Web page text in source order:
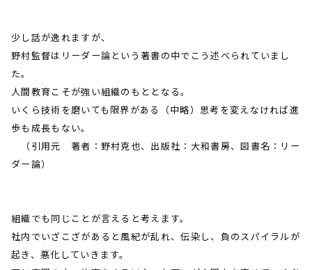
少し話が逸れますが、
野村監督はリーダー論という著書の中でこう述べられていまし
た。
人間教育こそが強い組織のもととなる。
いくら技術を磨いても限界がある（中略）思考を変えなければ進
歩も成長もない。
（引用元 著者：野村克也、出版社：大和書房、図書名：リー
ダー論）
組織でも同じことが言えると考えます。
社内でいざこざがあると風紀が乱れ、伝染し、負のスパイラルが
起き、悪化していきます。